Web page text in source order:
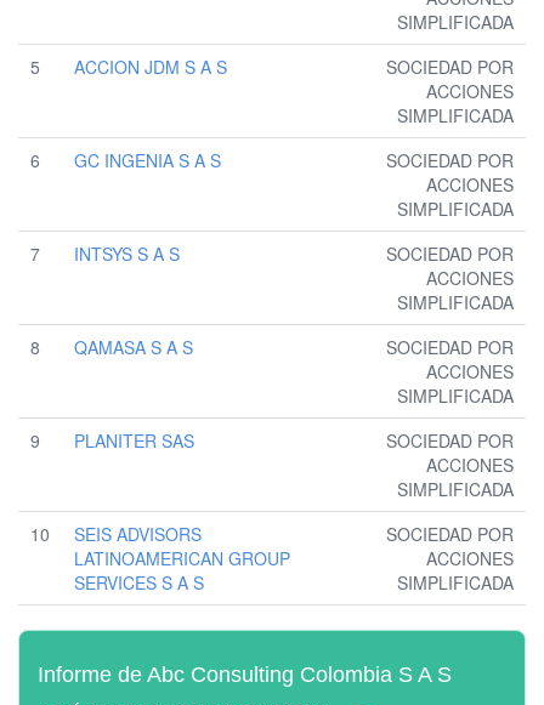
SIMPLIFICADA
5
ACCION JDM S A S
SOCIEDAD POR
ACCIONES
SIMPLIFICADA
6
GC INGENIA S A S
SOCIEDAD POR
ACCIONES
SIMPLIFICADA
7
INTSYS S A S
SOCIEDAD POR
ACCIONES
SIMPLIFICADA
8
QAMASA S A S
SOCIEDAD POR
ACCIONES
SIMPLIFICADA
9
PLANITER SAS
SOCIEDAD POR
ACCIONES
SIMPLIFICADA
10
SEIS ADVISORS
LATINOAMERICAN GROUP
SERVICES S A S
SOCIEDAD POR
ACCIONES
SIMPLIFICADA
Informe de Abc Consulting Colombia S A S